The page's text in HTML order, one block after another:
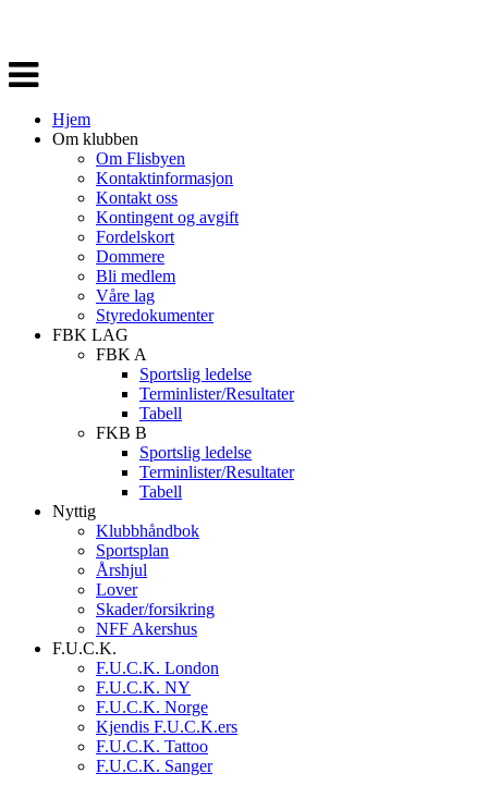
Veksle
navigasjon
Hjem
Om klubben
Om Flisbyen
Kontaktinformasjon
Kontakt oss
Kontingent og avgift
Fordelskort
Dommere
Bli medlem
Våre lag
Styredokumenter
FBK LAG
FBK A
Sportslig ledelse
Terminlister/Resultater
Tabell
FKB B
Sportslig ledelse
Terminlister/Resultater
Tabell
Nyttig
Klubbhåndbok
Sportsplan
Årshjul
Lover
Skader/forsikring
NFF Akershus
F.U.C.K.
F.U.C.K. London
F.U.C.K. NY
F.U.C.K. Norge
Kjendis F.U.C.K.ers
F.U.C.K. Tattoo
F.U.C.K. Sanger